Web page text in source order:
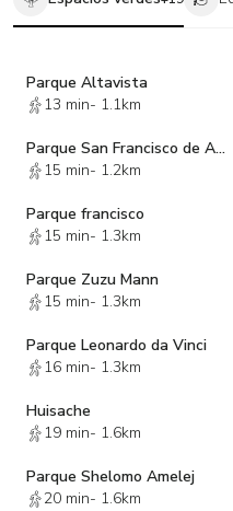
- Alberca
- Gimnasio completamente
- Área de box
- Ludoteca
- Canchas de pádel, tenis y
- Sauna y Vapor
- Area de masajes
- Área Pet friendly
- Espacio de coworking
- Restaurante
- Salón de eventos
Este departamento ofrece un
los edificios más exclusivos de
*Muebles con fines
venta.
*Los precios publicados y la
previo aviso por lo que se
*Gastos e impuestos de
Parque Altavista
13 min- 1.1km
Parque San Francisco de Asis
15 min- 1.2km
Parque francisco
15 min- 1.3km
Parque Zuzu Mann
15 min- 1.3km
Parque Leonardo da Vinci
16 min- 1.3km
Huisache
19 min- 1.6km
Parque Shelomo Amelej
20 min- 1.6km